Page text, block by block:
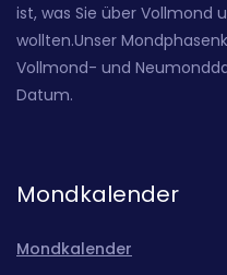
ist, was Sie über Vollmond
wollten.Unser
Vollmond- und
Datum.
Mondkalender
Mondkalender